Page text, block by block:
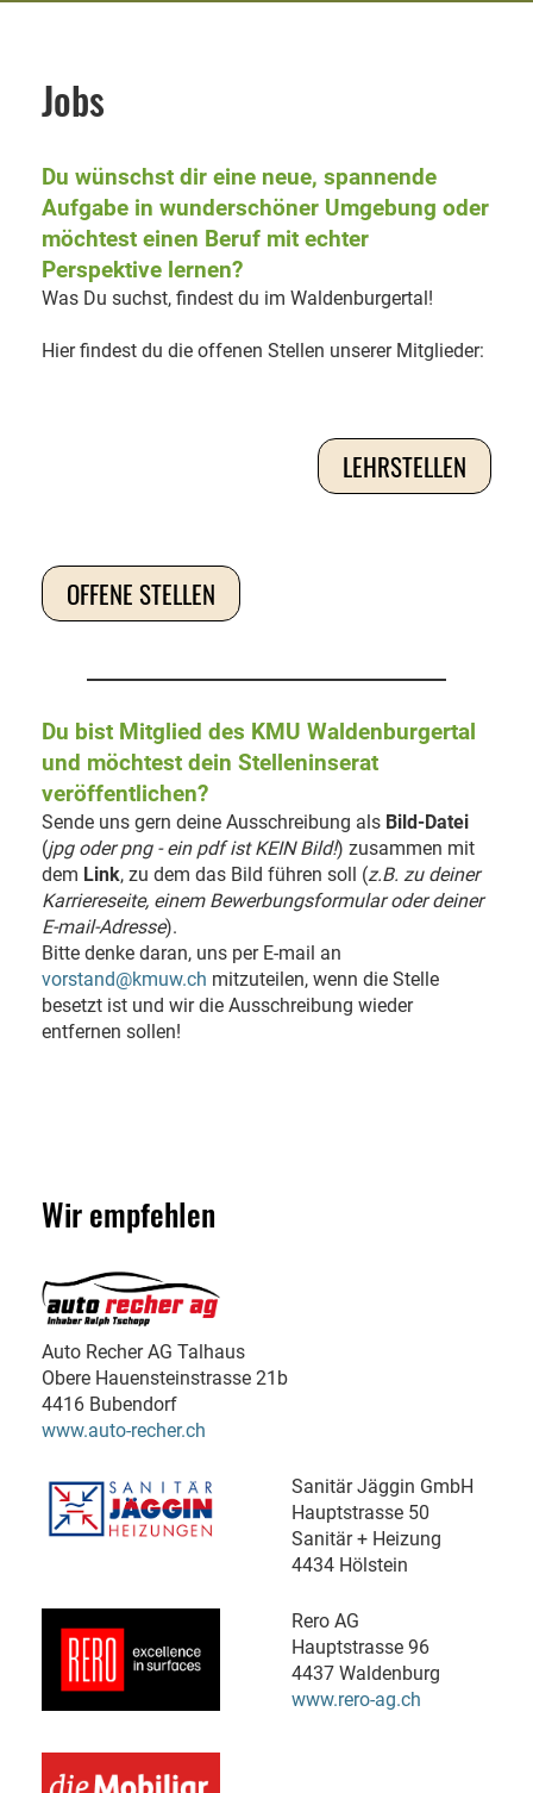
Jobs
Du wünschst dir eine neue, spannende
Aufgabe in wunderschöner Umgebung oder
möchtest einen Beruf mit echter
Perspektive lernen?
Was Du suchst, findest du im Waldenburgertal!
Hier findest du die offenen Stellen unserer Mitglieder:
LEHRSTELLEN
OFFENE STELLEN
Du bist Mitglied des KMU Waldenburgertal
und möchtest dein Stelleninserat
veröffentlichen?
Sende uns gern deine Ausschreibung als Bild-Datei
(jpg oder png - ein pdf ist KEIN Bild!) zusammen mit
dem Link, zu dem das Bild führen soll (z.B. zu deiner
Karriereseite, einem Bewerbungsformular oder deiner
E-mail-Adresse).
Bitte denke daran, uns per E-mail an
vorstand@kmuw.ch mitzuteilen, wenn die Stelle
besetzt ist und wir die Ausschreibung wieder
entfernen sollen!
Wir empfehlen
Auto Recher AG Talhaus
Obere Hauensteinstrasse 21b
4416 Bubendorf
www.auto-recher.ch
Sanitär Jäggin GmbH
Hauptstrasse 50
Sanitär + Heizung
4434 Hölstein
Rero AG
Hauptstrasse 96
4437 Waldenburg
www.rero-ag.ch